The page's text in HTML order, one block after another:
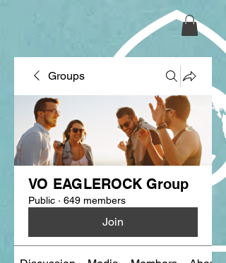
Groups
VO EAGLEROCK Group
Public · 649 members
Join